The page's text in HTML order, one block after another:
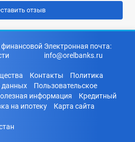
Электронная почта:
info@orelbanks.ru
Контакты
Политика
данных
Пользовательское
информация
Кредитный
на ипотеку Карта сайта